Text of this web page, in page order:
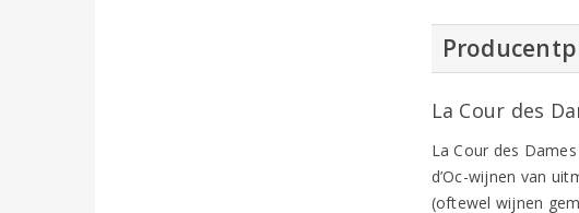
La Cour des
La Cour des
d’Oc-wijnen van
(oftewel wijnen